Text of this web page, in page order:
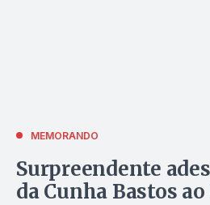
MEMORANDO
Surpreendente
da Cunha Bastos ao